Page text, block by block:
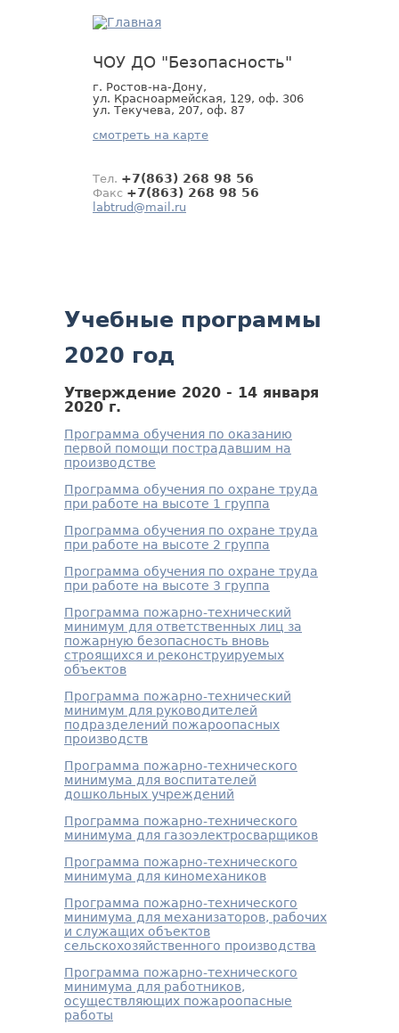
ЧОУ ДО "Безопасность"
г. Ростов-на-Дону,
ул. Красноармейская, 129, оф. 306
ул. Текучева, 207, оф. 87
смотреть на карте
Тел. +7(863) 268 98 56
Факс +7(863) 268 98 56
labtrud@mail.ru
Back
to
Учебные программы
2020 год
Утверждение 2020 - 14 января
2020 г.
Программа обучения по оказанию
первой помощи пострадавшим на
производстве
Программа обучения по охране труда
при работе на высоте 1 группа
Программа обучения по охране труда
при работе на высоте 2 группа
Программа обучения по охране труда
при работе на высоте 3 группа
Программа пожарно-технический
минимум для ответственных лиц за
пожарную безопасность вновь
строящихся и реконструируемых
объектов
Программа пожарно-технический
минимум для руководителей
подразделений пожароопасных
производств
Программа пожарно-технического
минимума для воспитателей
дошкольных учреждений
Программа пожарно-технического
минимума для газоэлектросварщиков
Программа пожарно-технического
минимума для киномехаников
Программа пожарно-технического
минимума для механизаторов, рабочих
и служащих объектов
сельскохозяйственного производства
Программа пожарно-технического
минимума для работников,
осуществляющих пожароопасные
работы